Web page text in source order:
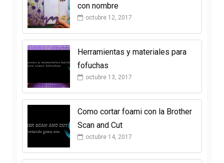
con nombre
octubre 12, 2017
Herramientas y materiales para
fofuchas
octubre 13, 2017
Como cortar foami con la Brother
Scan and Cut
octubre 14, 2017